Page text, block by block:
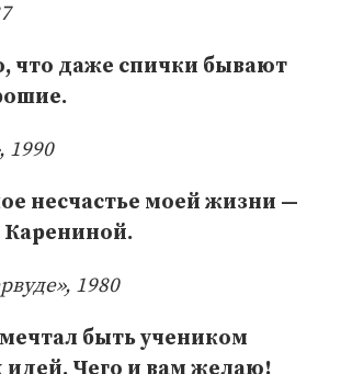
что даже спички бывают
1990
несчастье моей жизни —
Карениной.
1980
быть учеником